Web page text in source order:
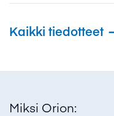
Kaikki tiedotteet
Miksi Orion: